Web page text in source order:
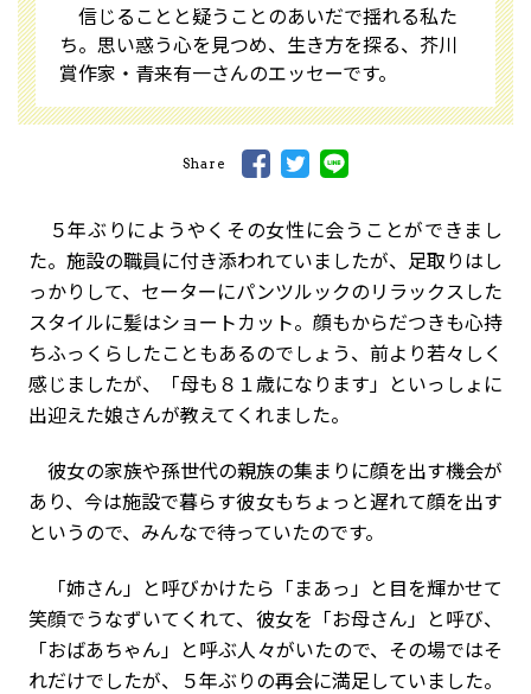
信じることと疑うことのあいだで揺れる私た
ち。思い惑う心を見つめ、生き方を探る、芥川
賞作家・青来有一さんのエッセーです。
Share
５年ぶりにようやくその女性に会うことができまし
た。施設の職員に付き添われていましたが、足取りはし
っかりして、セーターにパンツルックのリラックスした
スタイルに髪はショートカット。顔もからだつきも心持
ちふっくらしたこともあるのでしょう、前より若々しく
感じましたが、「母も８１歳になります」といっしょに
出迎えた娘さんが教えてくれました。
彼女の家族や孫世代の親族の集まりに顔を出す機会が
あり、今は施設で暮らす彼女もちょっと遅れて顔を出す
というので、みんなで待っていたのです。
「姉さん」と呼びかけたら「まあっ」と目を輝かせて
笑顔でうなずいてくれて、彼女を「お母さん」と呼び、
「おばあちゃん」と呼ぶ人々がいたので、その場ではそ
れだけでしたが、５年ぶりの再会に満足していました。